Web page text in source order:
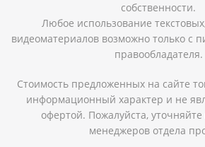
собственности.
Любое использование
видеоматериалов возможно только с
правообладателя.
Стоимость предложенных на сайте
информационный характер и не
офертой. Пожалуйста,
менеджеров отдела